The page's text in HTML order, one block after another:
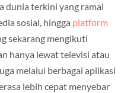
dunia terkini yang ramai
sosial, hingga platform
sekarang mengikuti
hanya lewat televisi atau
melalui berbagai aplikasi
lebih cepat menyebar